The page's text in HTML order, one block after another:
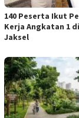
140 Peserta Ikut
Kerja Angkatan 1
Jaksel